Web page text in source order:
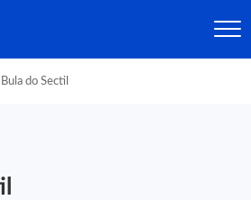
Bula do Sectil